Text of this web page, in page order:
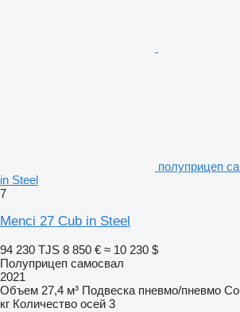
полуприцеп
in Steel
7
Menci 27 Cub in Steel
94 230 TJS 8 850 € ≈ 10 230 $
Полуприцеп самосвал
2021
Объем 27,4 м³ Подвеска пневмо/пневмо
кг Количество осей 3